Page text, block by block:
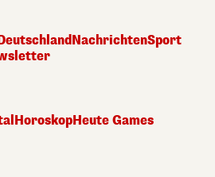
NachrichtenSport
HoroskopHeute Games